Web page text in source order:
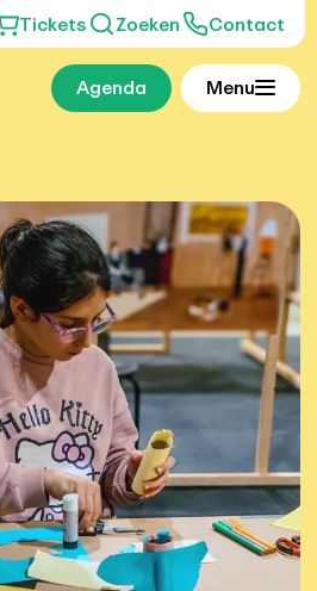
Tickets Zoeken Contact
Agenda Menu